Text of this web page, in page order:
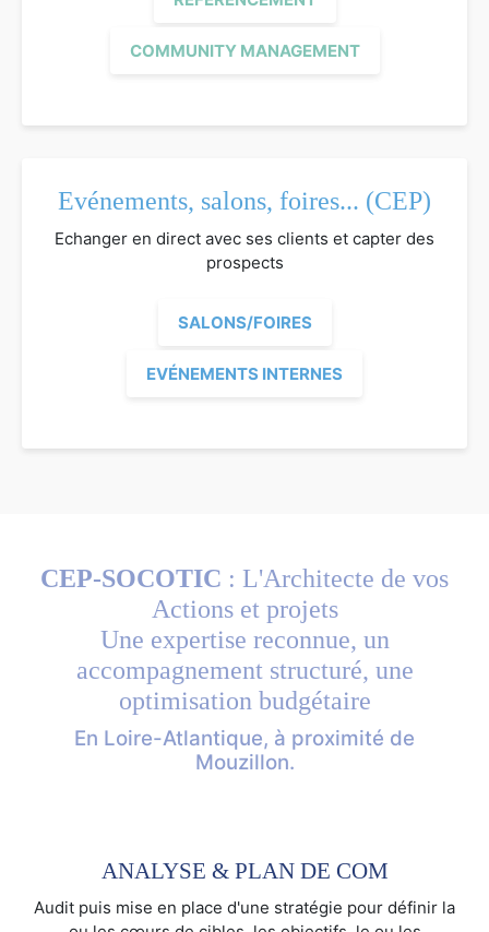
COMMUNITY MANAGEMENT
Evénements, salons, foires... (CEP)
Echanger en direct avec ses clients et capter des
prospects
SALONS/FOIRES
EVÉNEMENTS INTERNES
CEP-SOCOTIC : L'Architecte de vos
Actions et projets
Une expertise reconnue, un
accompagnement structuré, une
optimisation budgétaire
En Loire-Atlantique, à proximité de
Mouzillon.
ANALYSE & PLAN DE COM
Audit puis mise en place d'une stratégie pour définir la